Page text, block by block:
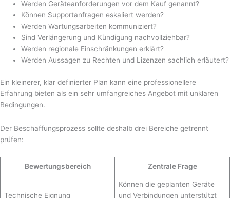
Werden Geräteanforderungen vor dem Kauf genannt?
Können Supportanfragen eskaliert werden?
Werden Wartungsarbeiten kommuniziert?
Sind Verlängerung und Kündigung nachvollziehbar?
Werden regionale Einschränkungen erklärt?
Werden Aussagen zu Rechten und Lizenzen sachlich erläutert?
Ein kleinerer, klar definierter Plan kann eine professionellere
Erfahrung bieten als ein sehr umfangreiches Angebot mit unklaren
Bedingungen.
Der Beschaffungsprozess sollte deshalb drei Bereiche getrennt
prüfen:
Bewertungsbereich Zentrale Frage
Technische Eignung
Können die geplanten Geräte
und Verbindungen unterstützt